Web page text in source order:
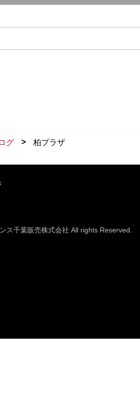
グ > 柏プラザ
ス千葉販売株式会社 All rights Reserved.